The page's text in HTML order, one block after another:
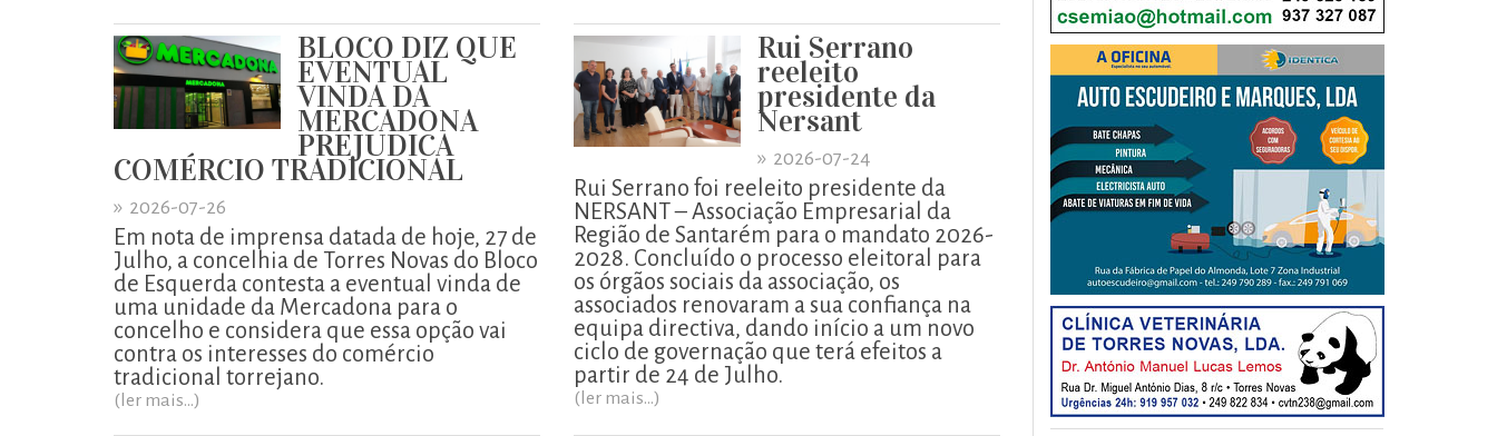
BLOCO DIZ QUE
EVENTUAL
VINDA DA
MERCADONA
PREJUDICA
COMÉRCIO TRADICIONAL
» 2026-07-26
Em nota de imprensa datada de hoje, 27 de
Julho, a concelhia de Torres Novas do Bloco
de Esquerda contesta a eventual vinda de
uma unidade da Mercadona para o
concelho e considera que essa opção vai
contra os interesses do comércio
tradicional torrejano.
(ler mais...)
Rui Serrano
reeleito
presidente da
Nersant
» 2026-07-24
Rui Serrano foi reeleito presidente da
NERSANT – Associação Empresarial da
Região de Santarém para o mandato 2026-
2028. Concluído o processo eleitoral para
os órgãos sociais da associação, os
associados renovaram a sua confiança na
equipa directiva, dando início a um novo
ciclo de governação que terá efeitos a
partir de 24 de Julho.
(ler mais...)